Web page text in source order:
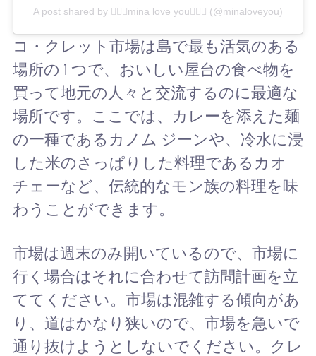
A post shared by mina love you (@minaloveyou)
コ・クレット市場は島で最も活気のある
場所の 1 つで、おいしい屋台の食べ物を
買って地元の人々と交流するのに最適な
場所です。ここでは、カレーを添えた麺
の一種であるカノム ジーンや、冷水に浸
した米のさっぱりした料理であるカオ
チェーなど、伝統的なモン族の料理を味
わうことができます。
市場は週末のみ開いているので、市場に
行く場合はそれに合わせて訪問計画を立
ててください。市場は混雑する傾向があ
り、道はかなり狭いので、市場を急いで
通り抜けようとしないでください。クレ